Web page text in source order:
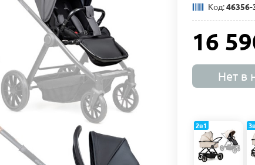
Код:46356-
16
Нет в
2в1